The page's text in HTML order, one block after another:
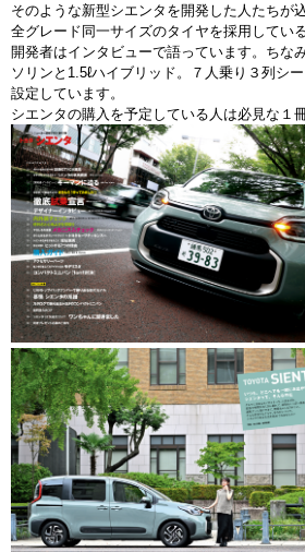
そのような新型シエンタを開発した人たちが
全グレード同一サイズのタイヤを採用してい
開発者はインタビューで語っています。ちな
ソリンと1.5ℓハイブリッド。７人乗り３列シ
設定しています。
シエンタの購入を予定している人は必見な１